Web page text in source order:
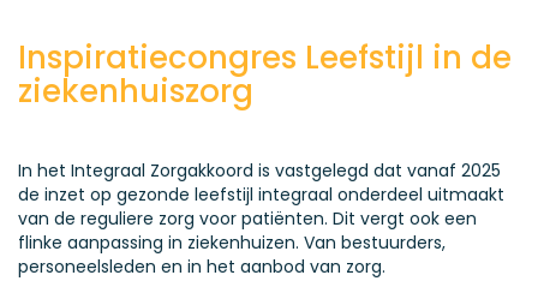
Inspiratiecongres Leefstijl in de
ziekenhuiszorg
In het Integraal Zorgakkoord is vastgelegd dat vanaf 2025
de inzet op gezonde leefstijl integraal onderdeel uitmaakt
van de reguliere zorg voor patiënten. Dit vergt ook een
flinke aanpassing in ziekenhuizen. Van bestuurders,
personeelsleden en in het aanbod van zorg.